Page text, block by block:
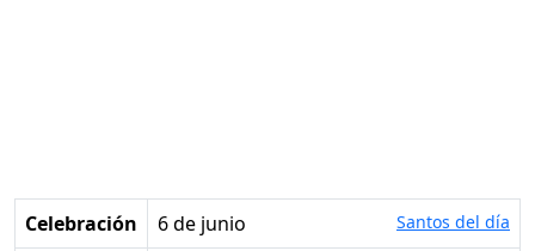
Celebración 6 de junio Santos del día